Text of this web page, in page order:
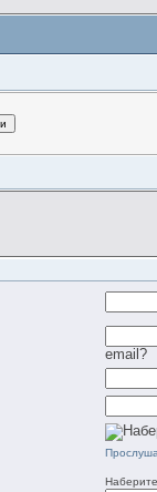
email?